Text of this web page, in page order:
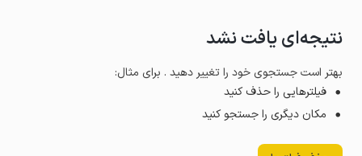
نتیجه‌ای یافت نشد
بهتر است جستجوی خود را تغییر دهید . برای مثال:
فیلترهایی را حذف کنید
مکان دیگری را جستجو کنید